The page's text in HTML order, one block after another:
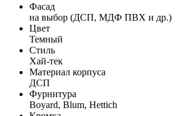
Фасад
на выбор (ДСП, МДФ ПВХ и др.)
Цвет
Темный
Стиль
Хай-тек
Материал корпуса
ДСП
Фурнитура
Boyard, Blum, Hettich